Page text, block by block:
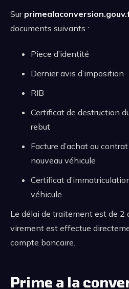
Sur
documents suivants :
Piece d’identité
Dernier avis d’imposition
RIB
Certificat de destruction
rebut
Facture d’achat ou
nouveau véhicule
Certificat
véhicule
Le délai de traitement est de 2
virement est effectue
compte bancaire.
Prime a la